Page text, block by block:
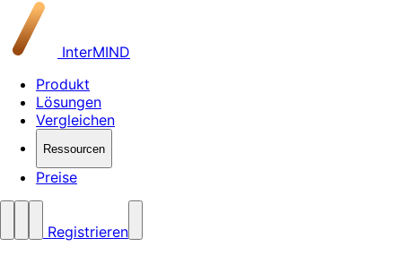
InterMIND
Produkt
Lösungen
Vergleichen
Ressourcen
Preise
Registrieren